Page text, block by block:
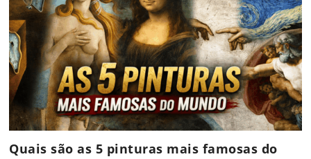
Quais são as 5 pinturas mais famosas do